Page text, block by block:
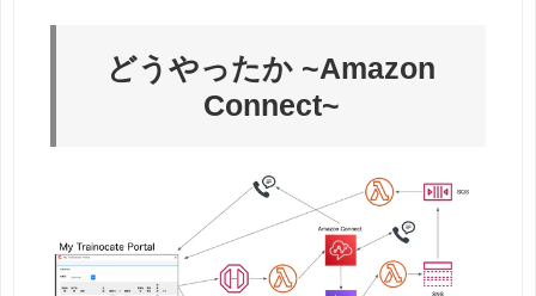
どうやったか ~Amazon
Connect~